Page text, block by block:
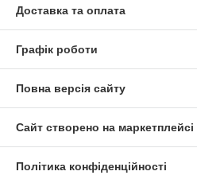
Доставка та оплата
Графік роботи
Повна версія сайту
Сайт створено на маркетплейсі
Політика конфіденційності